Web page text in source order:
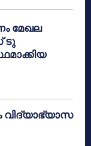
മേഖല
ടു
വിദ്യാഭ്യാസ